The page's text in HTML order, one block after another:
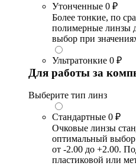
Утонченные 0 ₽
Более тонкие, по
полимерные линзы
выбор при
Ультратонкие 0 ₽
Для работы за
Выберите тип линз
Стандартные 0 ₽
Очковые линзы
оптимальный выбор
от -2.00 до +2.00.
пластиковой или